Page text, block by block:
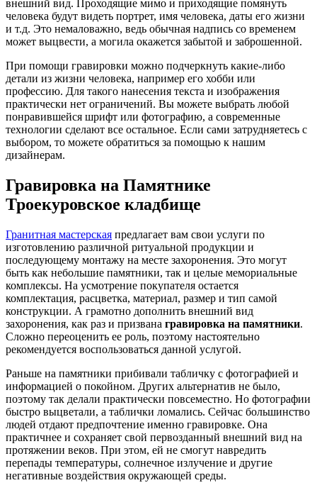
внешний вид. Проходящие мимо и приходящие помянуть
человека будут видеть портрет, имя человека, даты его жизни
и т.д. Это немаловажно, ведь обычная надпись со временем
может выцвести, а могила окажется забытой и заброшенной.
При помощи гравировки можно подчеркнуть какие-либо
детали из жизни человека, например его хобби или
профессию. Для такого нанесения текста и изображения
практически нет ограничений. Вы можете выбрать любой
понравившейся шрифт или фотографию, а современные
технологии сделают все остальное. Если сами затрудняетесь с
выбором, то можете обратиться за помощью к нашим
дизайнерам.
Гравировка на Памятнике
Троекуровское кладбище
Гранитная мастерская предлагает вам свои услуги по
изготовлению различной ритуальной продукции и
последующему монтажу на месте захоронения. Это могут
быть как небольшие памятники, так и целые мемориальные
комплексы. На усмотрение покупателя остается
комплектация, расцветка, материал, размер и тип самой
конструкции. А грамотно дополнить внешний вид
захоронения, как раз и призвана гравировка на памятники.
Сложно переоценить ее роль, поэтому настоятельно
рекомендуется воспользоваться данной услугой.
Раньше на памятники прибивали табличку с фотографией и
информацией о покойном. Других альтернатив не было,
поэтому так делали практически повсеместно. Но фотографии
быстро выцветали, а таблички ломались. Сейчас большинство
людей отдают предпочтение именно гравировке. Она
практичнее и сохраняет свой первозданный внешний вид на
протяжении веков. При этом, ей не смогут навредить
перепады температуры, солнечное излучение и другие
негативные воздействия окружающей среды.